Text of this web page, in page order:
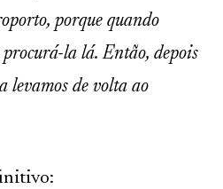
porque quando
procurá-la lá. Então, depois
levamos de volta ao